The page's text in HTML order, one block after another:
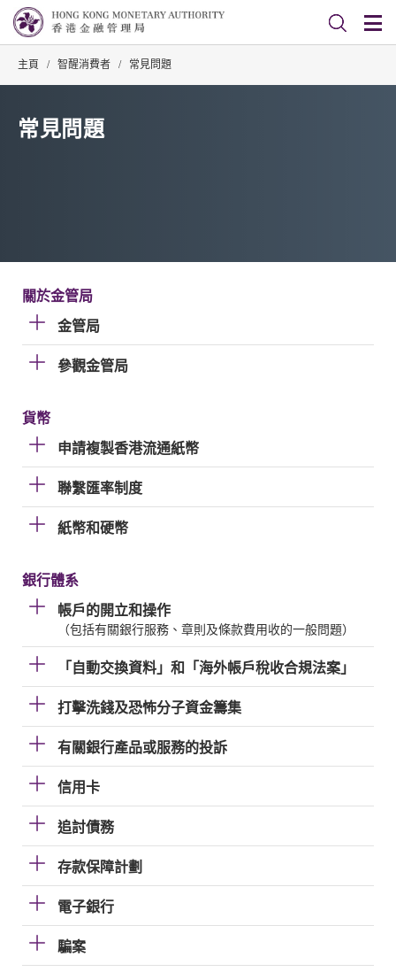
主頁 / 智醒消費者 / 常見問題
常見問題
關於金管局
金管局
參觀金管局
貨幣
申請複製香港流通紙幣
聯繫匯率制度
紙幣和硬幣
銀行體系
帳戶的開立和操作
（包括有關銀行服務、章則及條款費用收的一般問題）
「自動交換資料」和「海外帳戶稅收合規法案」
打擊洗錢及恐怖分子資金籌集
有關銀行產品或服務的投訴
信用卡
追討債務
存款保障計劃
電子銀行
騙案